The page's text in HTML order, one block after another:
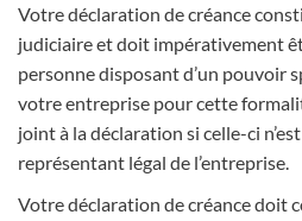
Votre déclaration de créance
judiciaire et doit impérativement
personne disposant d’un pouvoir
votre entreprise pour cette
joint à la déclaration si celle-ci
représentant légal de l’entreprise.
Votre déclaration de créance doit